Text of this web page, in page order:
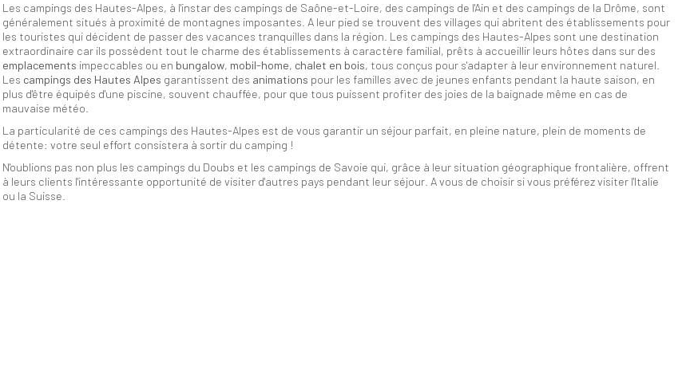
Les campings des Hautes-Alpes, à l'instar des campings de Saône-et-Loire, des campings de l'Ain et des campings de la Drôme, sont
généralement situés à proximité de montagnes imposantes. A leur pied se trouvent des villages qui abritent des établissements pour
les touristes qui décident de passer des vacances tranquilles dans la région. Les campings des Hautes-Alpes sont une destination
extraordinaire car ils possèdent tout le charme des établissements à caractère familial, prêts à accueillir leurs hôtes dans sur des
emplacements impeccables ou en bungalow, mobil-home, chalet en bois, tous conçus pour s'adapter à leur environnement naturel.
Les campings des Hautes Alpes garantissent des animations pour les familles avec de jeunes enfants pendant la haute saison, en
plus d'être équipés d'une piscine, souvent chauffée, pour que tous puissent profiter des joies de la baignade même en cas de
mauvaise météo.
La particularité de ces campings des Hautes-Alpes est de vous garantir un séjour parfait, en pleine nature, plein de moments de
détente: votre seul effort consistera à sortir du camping !
N'oublions pas non plus les campings du Doubs et les campings de Savoie qui, grâce à leur situation géographique frontalière, offrent
à leurs clients l'intéressante opportunité de visiter d'autres pays pendant leur séjour. A vous de choisir si vous préférez visiter l'Italie
ou la Suisse.